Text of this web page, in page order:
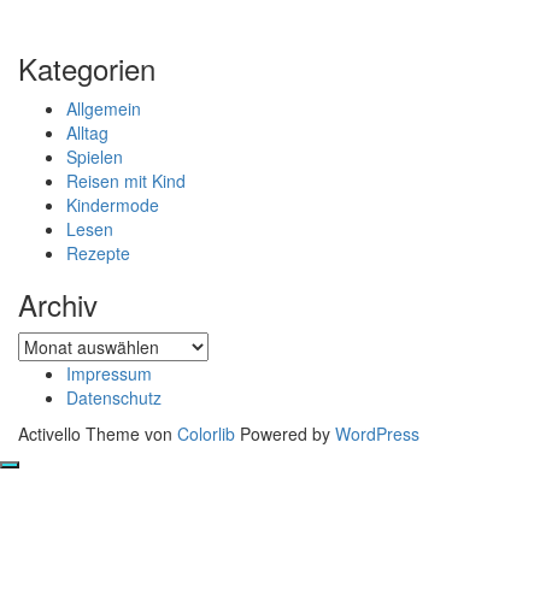
Kategorien
Allgemein
Alltag
Spielen
Reisen mit Kind
Kindermode
Lesen
Rezepte
Archiv
Archiv
Impressum
Datenschutz
Activello Theme von Colorlib Powered by WordPress